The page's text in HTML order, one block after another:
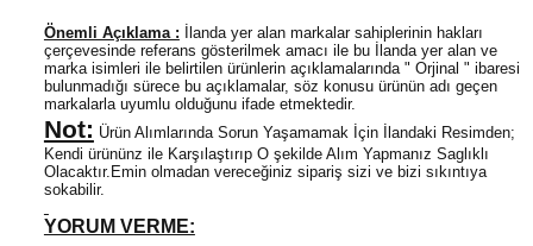
Önemli Açıklama : İlanda yer alan markalar sahiplerinin hakları
çerçevesinde referans gösterilmek amacı ile bu İlanda yer alan ve
marka isimleri ile belirtilen ürünlerin açıklamalarında " Orjinal " ibaresi
bulunmadığı sürece bu açıklamalar, söz konusu ürünün adı geçen
markalarla uyumlu olduğunu ifade etmektedir.
Not: Ürün Alımlarında Sorun Yaşamamak İçin İlandaki Resimden;
Kendi ürününz ile Karşılaştırıp O şekilde Alım Yapmanız Saglıklı
Olacaktır.Emin olmadan vereceğiniz sipariş sizi ve bizi sıkıntıya
sokabilir.
YORUM VERME: